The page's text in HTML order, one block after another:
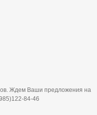
Ждем Ваши предложения на
84-46